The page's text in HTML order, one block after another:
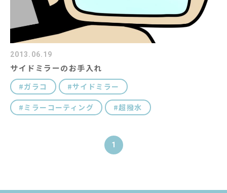
#キーワード
2013.06.19
サイドミラーのお手入れ
ガラコ サイドミラー
ミラーコーティング 超撥水
1